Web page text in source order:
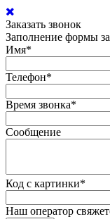
Заказать звонок
Заполнение формы
Имя*
Телефон*
Время звонка*
Сообщение
Код с картинки*
Наш оператор